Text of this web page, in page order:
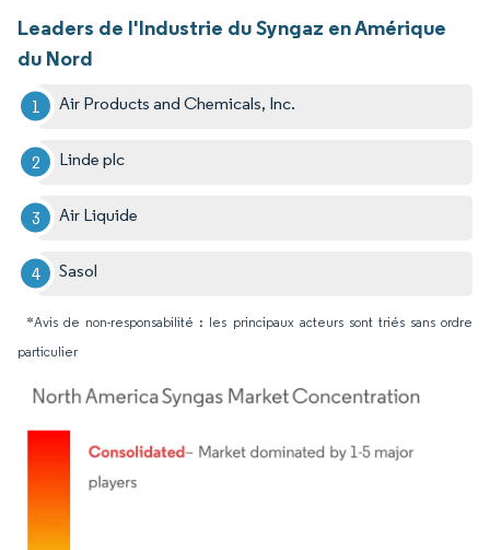
Leaders de l'Industrie du Syngaz en Amérique
du Nord
Air Products and Chemicals, Inc.
Linde plc
Air Liquide
Sasol
*Avis de non-responsabilité : les principaux acteurs sont triés sans ordre
particulier